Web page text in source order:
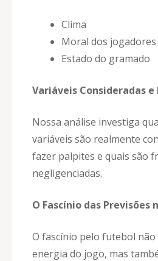
Clima
Moral dos jogadores
Estado do gramado
Variáveis Consideradas
Nossa análise investiga
variáveis são realmente
fazer palpites e quais são
negligenciadas.
O Fascínio das Previsões
O fascínio pelo futebol não
energia do jogo, mas